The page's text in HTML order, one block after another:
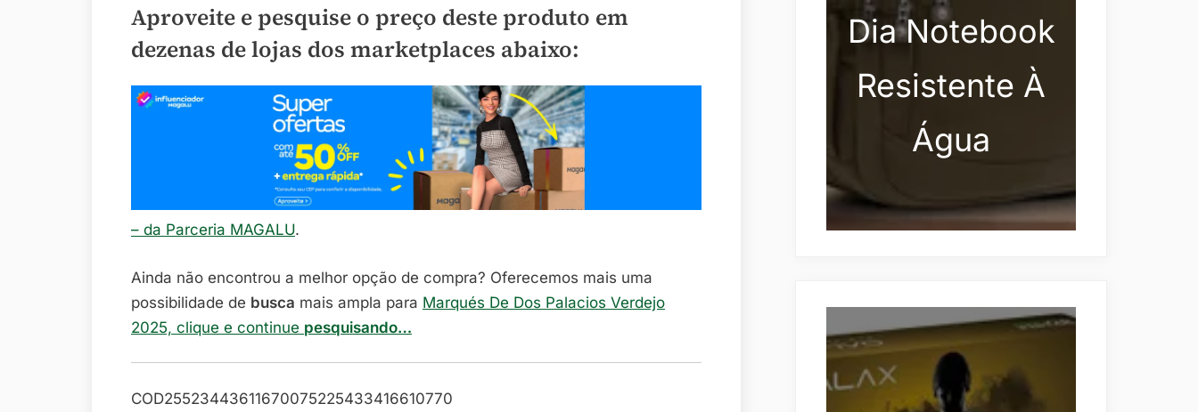
Aproveite e pesquise o preço deste produto em
dezenas de lojas dos marketplaces abaixo:
– da Parceria MAGALU.
Ainda não encontrou a melhor opção de compra? Oferecemos mais uma
possibilidade de busca mais ampla para Marqués De Dos Palacios Verdejo
2025, clique e continue pesquisando…
COD25523443611670075225433416610770
Dia Notebook
Resistente À
Água